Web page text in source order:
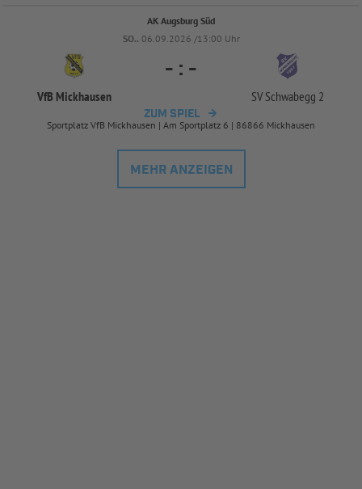
AK Augsburg Süd
SO.. 06.09.2026 /13:00 Uhr
VfB Mickhausen
- : -
SV Schwabegg 2
ZUM SPIEL
Sportplatz VfB Mickhausen | Am Sportplatz 6 | 86866 Mickhausen
MEHR ANZEIGEN